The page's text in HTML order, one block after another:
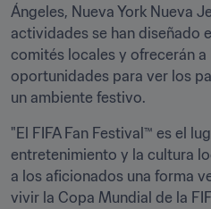
Ángeles, Nueva York Nueva
actividades se han diseñado
comités locales y ofrecerán
oportunidades para ver los
un ambiente festivo.
"El FIFA Fan Festival™ es el
entretenimiento y la cultura
a los aficionados una forma
vivir la Copa Mundial de la